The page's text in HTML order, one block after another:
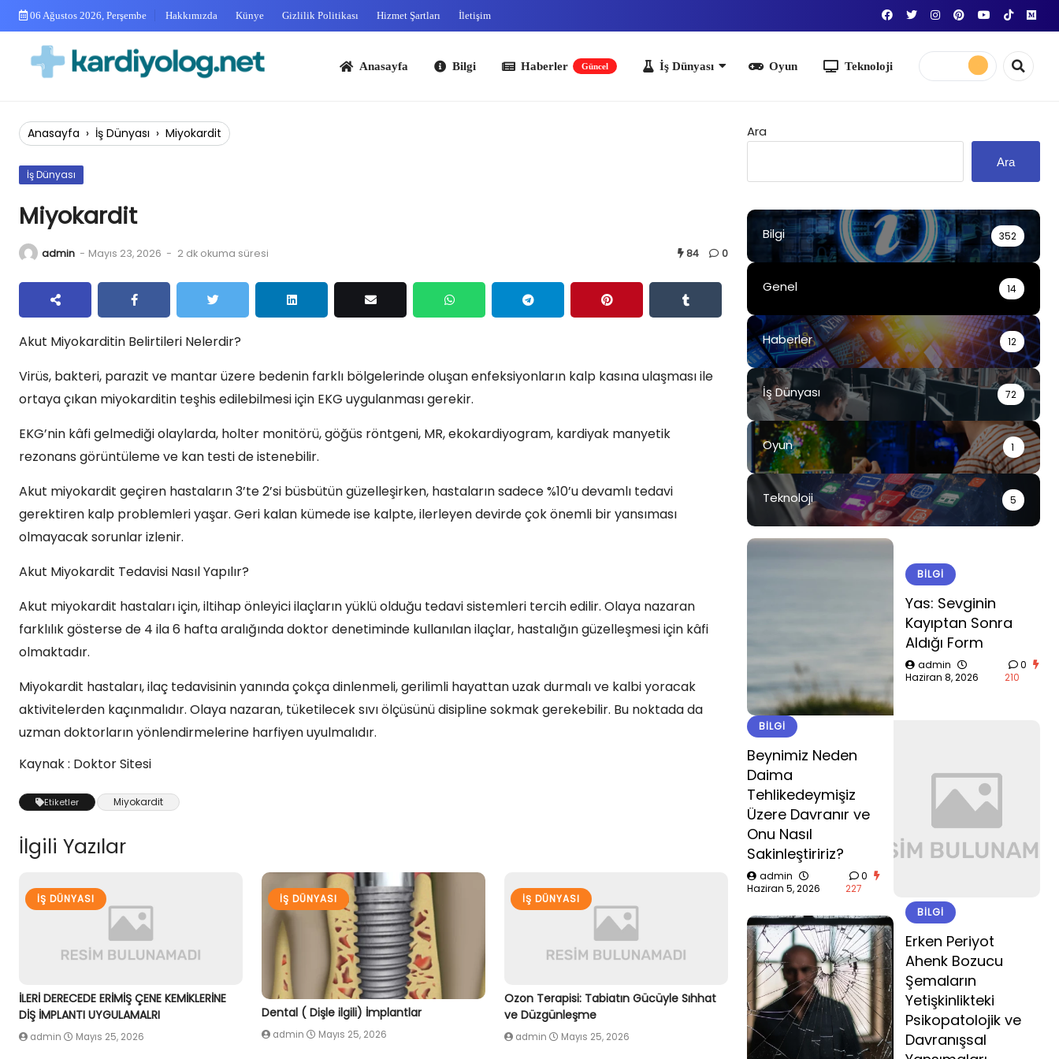
Skip
06 Ağustos 2026, Perşembe Hakkımızda Künye Gizlilik Politikası Hizmet Şartları İletişim
Anasayfa Haberler İş Dünyası Teknoloji
Anasayfa › İş Dünyası › Miyokardit
İş Dünyası
Miyokardit
admin - Mayıs 23, 2026 - 2 dk okuma süresi 84 0
Akut Miyokarditin Belirtileri Nelerdir?
Virüs, bakteri, parazit ve mantar üzere bedenin farklı bölgelerinde oluşan enfeksiyonların kalp kasına ulaşması ile
ortaya çıkan miyokarditin teşhis edilebilmesi için EKG uygulanması gerekir.
EKG’nin kâfi gelmediği olaylarda, holter monitörü, göğüs röntgeni, MR, ekokardiyogram, kardiyak manyetik
rezonans görüntüleme ve kan testi de istenebilir.
Akut miyokardit geçiren hastaların 3’te 2’si büsbütün güzelleşirken, hastaların sadece %10’u devamlı tedavi
gerektiren kalp problemleri yaşar. Geri kalan kümede ise kalpte, ilerleyen devirde çok önemli bir yansıması
olmayacak sorunlar izlenir.
Akut Miyokardit Tedavisi Nasıl Yapılır?
Akut miyokardit hastaları için, iltihap önleyici ilaçların yüklü olduğu tedavi sistemleri tercih edilir. Olaya nazaran
farklılık gösterse de 4 ila 6 hafta aralığında doktor denetiminde kullanılan ilaçlar, hastalığın güzelleşmesi için kâfi
olmaktadır.
Miyokardit hastaları, ilaç tedavisinin yanında çokça dinlenmeli, gerilimli hayattan uzak durmalı ve kalbi yoracak
aktivitelerden kaçınmalıdır. Olaya nazaran, tüketilecek sıvı ölçüsünü disipline sokmak gerekebilir. Bu noktada da
uzman doktorların yönlendirmelerine harfiyen uyulmalıdır.
Kaynak : Doktor Sitesi
Etiketler Miyokardit
İlgili Yazılar
İŞ DÜNYASI
İLERİ DERECEDE ERİMİŞ ÇENE KEMİKLERİNE
DİŞ İMPLANTI UYGULAMALRI
admin Mayıs 25, 2026
İŞ DÜNYASI
Dental ( Dişle ilgili) İmplantlar
admin Mayıs 25, 2026
İŞ DÜNYASI
Ozon Terapisi: Tabiatın Gücüyle Sıhhat
ve Düzgünleşme
admin Mayıs 25, 2026
Ara
Ara
Bilgi 352
Genel 14
Haberler 12
İş Dünyası 72
Oyun 1
Teknoloji 5
BILGI
Yas: Sevginin
Kayıptan Sonra
Aldığı Form
admin
Haziran 8, 2026
0
210
BILGI
Beynimiz Neden
Daima
Tehlikedeymişiz
Üzere Davranır ve
Onu Nasıl
Sakinleştiririz?
admin
Haziran 5, 2026
0
227
BILGI
Erken Periyot
Ahenk Bozucu
Şemaların
Yetişkinlikteki
Psikopatolojik ve
Davranışsal